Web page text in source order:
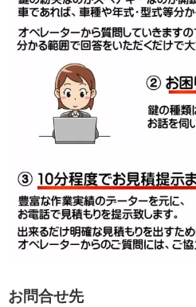
お問合せ先